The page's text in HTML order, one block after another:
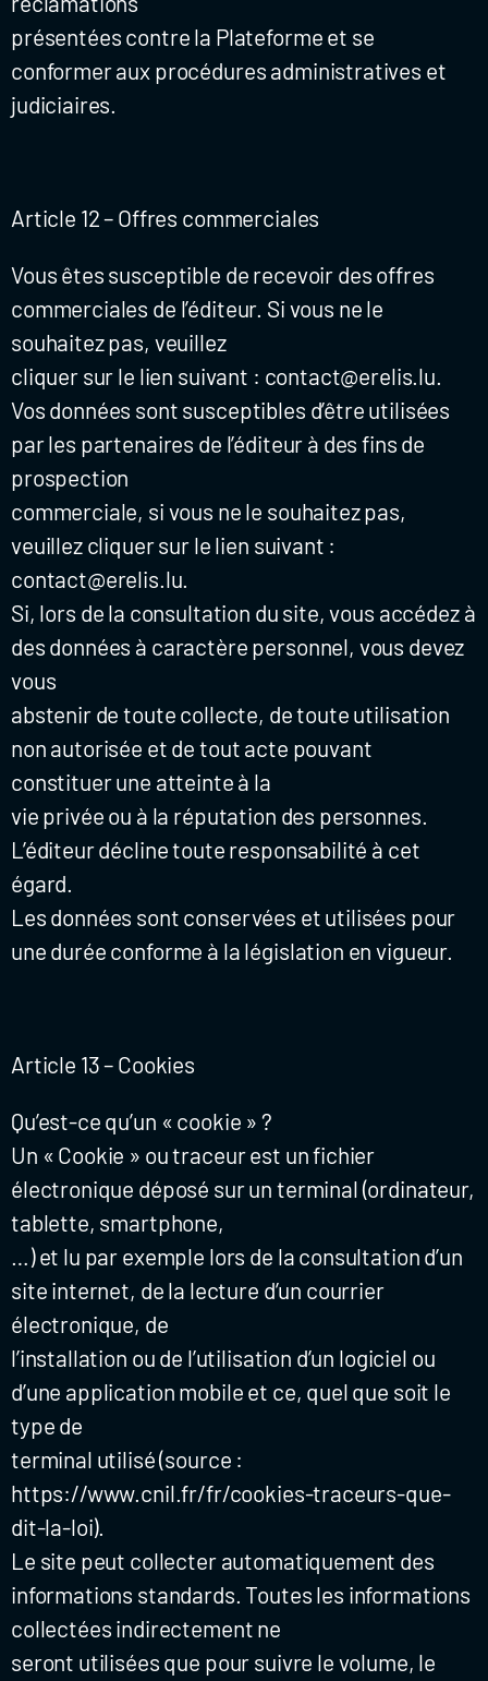
présentées contre la Plateforme et se
conformer aux procédures administratives et
judiciaires.
Article 12 – Offres commerciales
Vous êtes susceptible de recevoir des offres
commerciales de l’éditeur. Si vous ne le
souhaitez pas, veuillez
cliquer sur le lien suivant : contact@erelis.lu.
Vos données sont susceptibles d’être utilisées
par les partenaires de l’éditeur à des fins de
prospection
commerciale, si vous ne le souhaitez pas,
veuillez cliquer sur le lien suivant :
contact@erelis.lu.
Si, lors de la consultation du site, vous accédez à
des données à caractère personnel, vous devez
vous
abstenir de toute collecte, de toute utilisation
non autorisée et de tout acte pouvant
constituer une atteinte à la
vie privée ou à la réputation des personnes.
L’éditeur décline toute responsabilité à cet
égard.
Les données sont conservées et utilisées pour
une durée conforme à la législation en vigueur.
Article 13 – Cookies
Qu’est-ce qu’un « cookie » ?
Un « Cookie » ou traceur est un fichier
électronique déposé sur un terminal (ordinateur,
tablette, smartphone,
…) et lu par exemple lors de la consultation d’un
site internet, de la lecture d’un courrier
électronique, de
l’installation ou de l’utilisation d’un logiciel ou
d’une application mobile et ce, quel que soit le
type de
terminal utilisé (source :
https://www.cnil.fr/fr/cookies-traceurs-que-
dit-la-loi).
Le site peut collecter automatiquement des
informations standards. Toutes les informations
collectées indirectement ne
seront utilisées que pour suivre le volume, le